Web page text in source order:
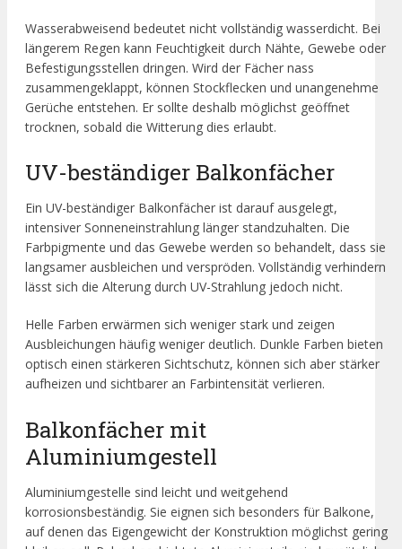
Wasserabweisend bedeutet nicht vollständig wasserdicht. Bei
längerem Regen kann Feuchtigkeit durch Nähte, Gewebe oder
Befestigungsstellen dringen. Wird der Fächer nass
zusammengeklappt, können Stockflecken und unangenehme
Gerüche entstehen. Er sollte deshalb möglichst geöffnet
trocknen, sobald die Witterung dies erlaubt.
UV-beständiger Balkonfächer
Ein UV-beständiger Balkonfächer ist darauf ausgelegt,
intensiver Sonneneinstrahlung länger standzuhalten. Die
Farbpigmente und das Gewebe werden so behandelt, dass sie
langsamer ausbleichen und verspröden. Vollständig verhindern
lässt sich die Alterung durch UV-Strahlung jedoch nicht.
Helle Farben erwärmen sich weniger stark und zeigen
Ausbleichungen häufig weniger deutlich. Dunkle Farben bieten
optisch einen stärkeren Sichtschutz, können sich aber stärker
aufheizen und sichtbarer an Farbintensität verlieren.
Balkonfächer mit
Aluminiumgestell
Aluminiumgestelle sind leicht und weitgehend
korrosionsbeständig. Sie eignen sich besonders für Balkone,
auf denen das Eigengewicht der Konstruktion möglichst gering